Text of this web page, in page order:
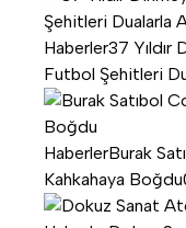
Haberler37 Yıldır
Futbol Şehitleri
HaberlerBurak
Kahkahaya Boğdu